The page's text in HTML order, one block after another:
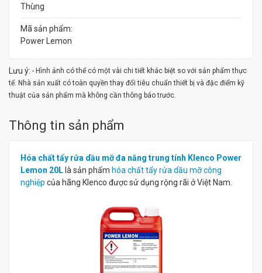
Thùng
Mã sản phẩm:
Power Lemon
Lưu ý: - Hình ảnh có thể có một vài chi tiết khác biệt so với sản phẩm thực
tế. Nhà sản xuất có toàn quyền thay đổi tiêu chuẩn thiết bị và đặc điểm kỹ
thuật của sản phẩm mà không cần thông báo trước.
Thông tin sản phẩm
Hóa chất tẩy rửa dầu mỡ đa năng trung tính Klenco Power
Lemon 20L là sản phẩm hóa chất tẩy rửa dầu mỡ công
nghiệp của hãng Klenco được sử dụng rộng rãi ở Việt Nam.